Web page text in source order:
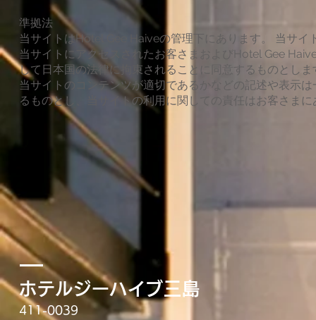
準拠法
当サイトはHotel Gee Haiveの管理下にあります。 当サ
当サイトにアクセスされたお客さまおよびHotel Gee
して日本国の法律に拘束されることに同意するものとし
当サイトのコンテンツが適切であるかなどの記述や表示
るものとし、当サイトの利用に関しての責任はお客さま
ホテルジーハイブ三島
411-0039